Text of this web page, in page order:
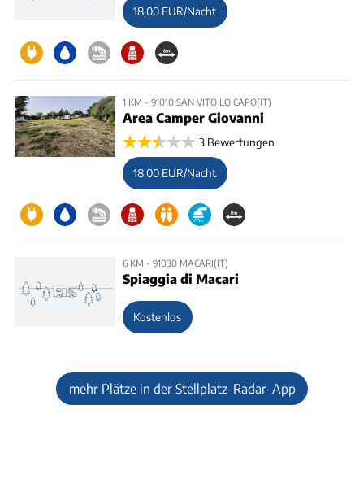
18,00 EUR/Nacht
1 KM - 91010 SAN VITO LO CAPO(IT)
Area Camper Giovanni
3 Bewertungen
18,00 EUR/Nacht
6 KM - 91030 MACARI(IT)
Spiaggia di Macari
Kostenlos
mehr Plätze in der Stellplatz-Radar-App